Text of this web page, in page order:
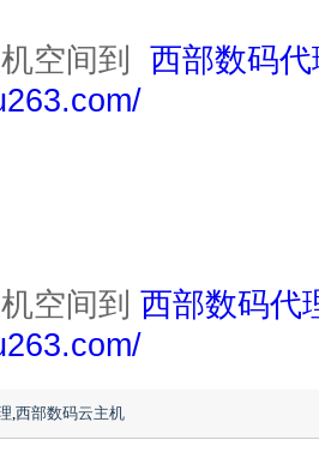
空间到 西部数码代
空间到 西部数码代
,西部数码云主机